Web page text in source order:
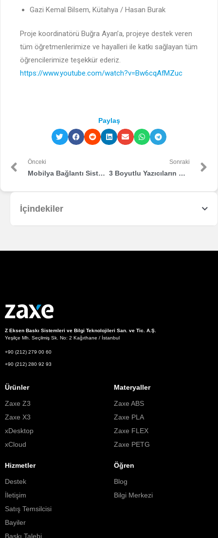
Gazi Kemal Bilsem, Kütahya / Hasan Burak
Proje koordinatörü Buğra Ayan’a, projeye destek veren
tüm öğretmenlerimize ve hayalleri ile katkı sağlayan tüm
öğrencilerimize teşekkür ederiz.
https://www.youtube.com/watch?v=Bw6cqAfMZuc
Paylaş
Önceki
Mobilya Bağlantı Sistemleri Atölyesi
Sonraki
3 Boyutlu Yazıcıların Günümüz Dünyasındaki Konumları
İçindekiler
Z Eksen Baskı Sistemleri ve Bilgi Teknolojileri San. ve Tic. A.Ş.
Yeşilçe Mh. Seçilmiş Sk. No: 2 Kağıthane / İstanbul
+90 (212) 279 00 60
+90 (212) 280 92 93
Ürünler
Zaxe Z3
Zaxe X3
xDesktop
xCloud
Materyaller
Zaxe ABS
Zaxe PLA
Zaxe FLEX
Zaxe PETG
Hizmetler
Destek
İletişim
Satış Temsilcisi
Bayiler
Baskı Talebi
Öğren
Blog
Bilgi Merkezi